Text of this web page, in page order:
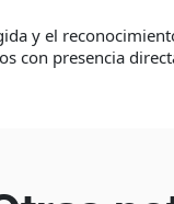
y el
con presencia